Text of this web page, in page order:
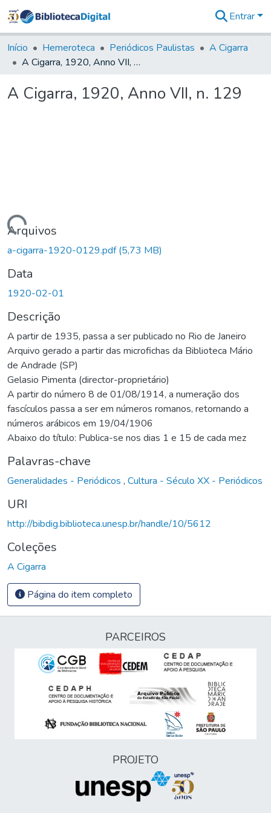
&
Coleções
Tudo na
Digital
Entrar
Início Hemeroteca Periódicos Paulistas
A Cigarra
A Cigarra, 1920, Anno VII, n. 129
A Cigarra, 1920, Anno VII, n. 129
Carregando...
Arquivos
a-cigarra-1920-0129.pdf(5,73 MB)
Data
1920-02-01
Descrição
A partir de 1935, passa a ser publicado no Rio de Janeiro
Arquivo gerado a partir das microfichas da Biblioteca Mário
de Andrade (SP)
Gelasio Pimenta (director-proprietário)
A partir do número 8 de 01/08/1914, a numeração dos
fascículos passa a ser em números romanos, retornando a
números arábicos em 19/04/1906
Abaixo do título: Publica-se nos dias 1 e 15 de cada mez
Palavras-chave
Generalidades - Periódicos , Cultura - Século XX - Periódicos
URI
http://bibdig.biblioteca.unesp.br/handle/10/5612
Coleções
A Cigarra
Página do item completo
PARCEIROS
PROJETO